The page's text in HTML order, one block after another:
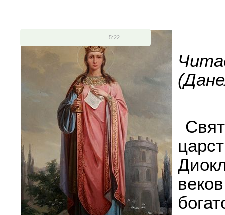
5:22